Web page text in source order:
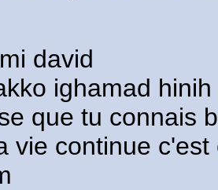
david
ighamad hinih
que tu connais
vie continue